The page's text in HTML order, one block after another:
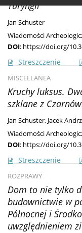
Turyngii
Jan Schuster
Wiadomości
DOI: https://doi.org/
Streszczenie
MISCELLANEA
Kruchy luksus.
szklane z
Jan Schuster, Jacek
Wiadomości
DOI: https://doi.org/
Streszczenie
ROZPRAWY
Dom to nie tylko
budownictwie w
Północnej i
uwzględnieniem